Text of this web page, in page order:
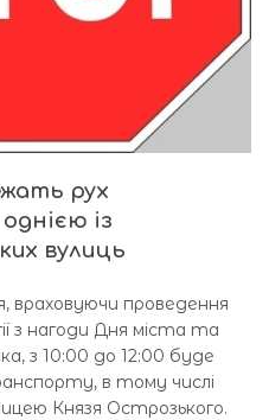
рух
із
вулиць
враховуючи проведення
з нагоди Дня міста та
з 10:00 до 12:00 буде
в тому числі
Князя Острозького.